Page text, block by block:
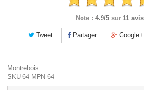
Note : 4.9/5 sur 11 avis
Tweet Partager Google+
Montrebois
SKU-64 MPN-64